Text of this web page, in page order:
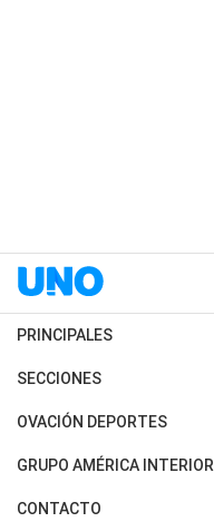
PRINCIPALES
Últimas Noticias
Política
SECCIONES
Horóscopo
Motores
OVACIÓN DEPORTES
Fútbol
Mundial
GRUPO AMÉRICA INTERIOR
Canal 7 en Vivo
CONTACTO